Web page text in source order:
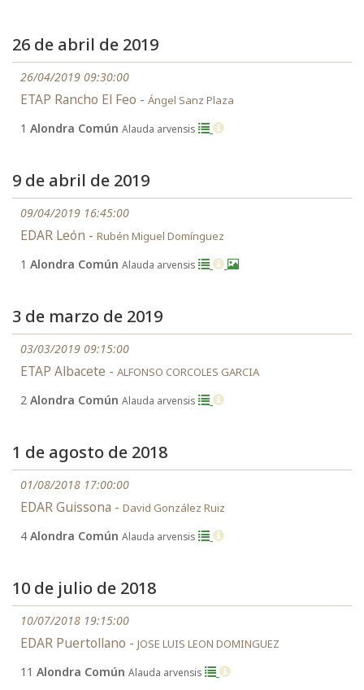
26 de abril de 2019
26/04/2019 09:30:00
ETAP Rancho El Feo - Ángel Sanz Plaza
1 Alondra Común Alauda arvensis
9 de abril de 2019
09/04/2019 16:45:00
EDAR León - Rubén Miguel Domínguez
1 Alondra Común Alauda arvensis
3 de marzo de 2019
03/03/2019 09:15:00
ETAP Albacete - ALFONSO CORCOLES GARCIA
2 Alondra Común Alauda arvensis
1 de agosto de 2018
01/08/2018 17:00:00
EDAR Guissona - David González Ruiz
4 Alondra Común Alauda arvensis
10 de julio de 2018
10/07/2018 19:15:00
EDAR Puertollano - JOSE LUIS LEON DOMINGUEZ
11 Alondra Común Alauda arvensis